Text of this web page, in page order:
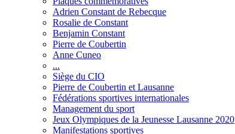
Adrien Constant de Rebecque
Rosalie de Constant
Benjamin Constant
Pierre de Coubertin
Anne Cuneo
...
Siège du CIO
Pierre de Coubertin et Lausanne
Fédérations sportives internationales
Management du sport
Jeux Olympiques de la Jeunesse Lausanne 2020
Manifestations sportives